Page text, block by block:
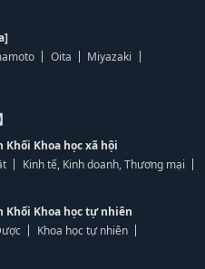
Oita
Miyazaki
Khoa học xã hội
Kinh tế, Kinh doanh, Thương mại
Khối Khoa học tự nhiên
Khoa học tự nhiên